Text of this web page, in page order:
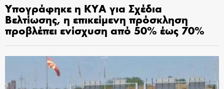
Υπογράφηκε η ΚΥΑ για Σχέδια
Βελτίωσης, η επικείμενη πρόσκληση
προβλέπει ενίσχυση από 50% έως 70%